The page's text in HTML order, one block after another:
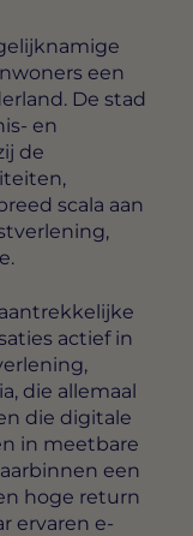
een
De stad
en
de
scala aan
actief in
die allemaal
die digitale
in meetbare
een
hoge return
ervaren e-